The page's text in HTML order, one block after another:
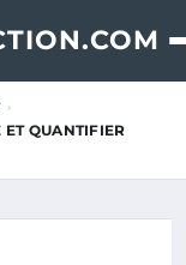
ET QUANTIFIER